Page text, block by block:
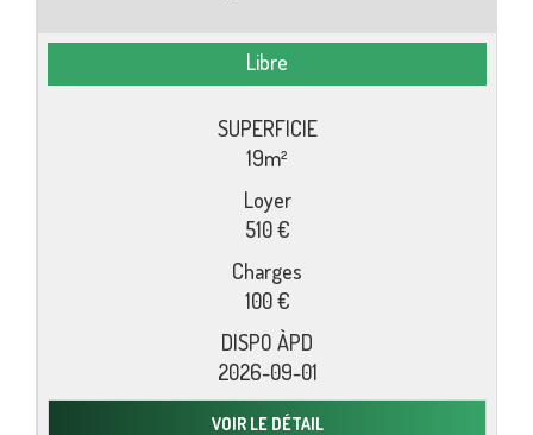
Libre
19m²
510 €
100 €
2026-09-01
VOIR LE DÉTAIL